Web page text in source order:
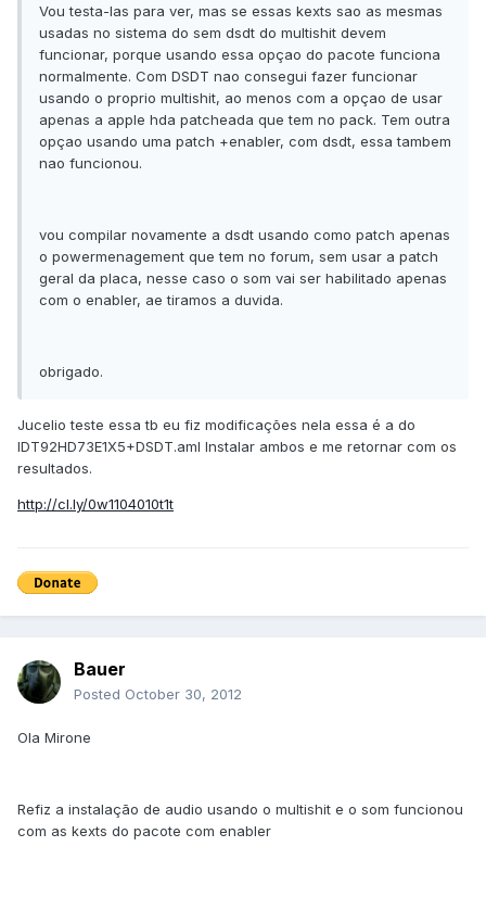
Vou testa-las para ver, mas se essas kexts sao as mesmas
usadas no sistema do sem dsdt do multishit devem
funcionar, porque usando essa opçao do pacote funciona
normalmente. Com DSDT nao consegui fazer funcionar
usando o proprio multishit, ao menos com a opçao de usar
apenas a apple hda patcheada que tem no pack. Tem outra
opçao usando uma patch +enabler, com dsdt, essa tambem
nao funcionou.
vou compilar novamente a dsdt usando como patch apenas
o powermenagement que tem no forum, sem usar a patch
geral da placa, nesse caso o som vai ser habilitado apenas
com o enabler, ae tiramos a duvida.
obrigado.
Jucelio teste essa tb eu fiz modificações nela essa é a do
IDT92HD73E1X5+DSDT.aml Instalar ambos e me retornar com os
resultados.
http://cl.ly/0w1104010t1t
Bauer
Posted October 30, 2012
Ola Mirone
Refiz a instalação de audio usando o multishit e o som funcionou
com as kexts do pacote com enabler